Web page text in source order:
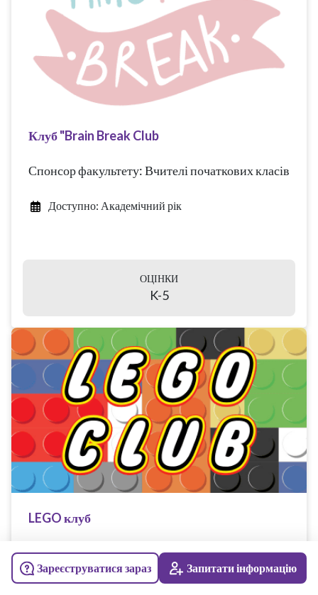
Клуб "Brain Break Club
Спонсор факультету: Вчителі початкових класів
Доступно: Академічний рік
ОЦІНКИ
K-5
LEGO клуб
Спонсор факультету: Вчителі початкових класів
Доступно: Академічний рік
Зареєструватися зараз Запитати інформацію